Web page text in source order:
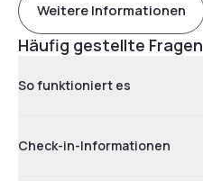
Weitere Informationen
Häufig gestellte Fragen
So funktioniert es
Check-in-Informationen